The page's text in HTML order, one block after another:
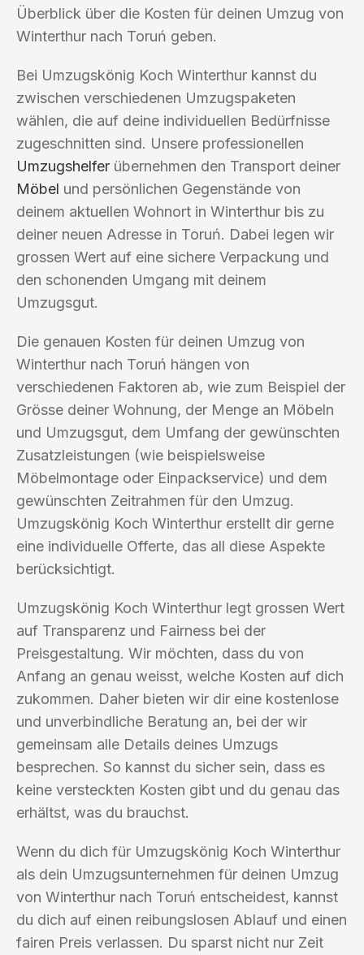
Überblick über die Kosten für deinen Umzug von
Winterthur nach Toruń geben.
Bei Umzugskönig Koch Winterthur kannst du
zwischen verschiedenen Umzugspaketen
wählen, die auf deine individuellen Bedürfnisse
zugeschnitten sind. Unsere professionellen
Umzugshelfer übernehmen den Transport deiner
Möbel und persönlichen Gegenstände von
deinem aktuellen Wohnort in Winterthur bis zu
deiner neuen Adresse in Toruń. Dabei legen wir
grossen Wert auf eine sichere Verpackung und
den schonenden Umgang mit deinem
Umzugsgut.
Die genauen Kosten für deinen Umzug von
Winterthur nach Toruń hängen von
verschiedenen Faktoren ab, wie zum Beispiel der
Grösse deiner Wohnung, der Menge an Möbeln
und Umzugsgut, dem Umfang der gewünschten
Zusatzleistungen (wie beispielsweise
Möbelmontage oder Einpackservice) und dem
gewünschten Zeitrahmen für den Umzug.
Umzugskönig Koch Winterthur erstellt dir gerne
eine individuelle Offerte, das all diese Aspekte
berücksichtigt.
Umzugskönig Koch Winterthur legt grossen Wert
auf Transparenz und Fairness bei der
Preisgestaltung. Wir möchten, dass du von
Anfang an genau weisst, welche Kosten auf dich
zukommen. Daher bieten wir dir eine kostenlose
und unverbindliche Beratung an, bei der wir
gemeinsam alle Details deines Umzugs
besprechen. So kannst du sicher sein, dass es
keine versteckten Kosten gibt und du genau das
erhältst, was du brauchst.
Wenn du dich für Umzugskönig Koch Winterthur
als dein Umzugsunternehmen für deinen Umzug
von Winterthur nach Toruń entscheidest, kannst
du dich auf einen reibungslosen Ablauf und einen
fairen Preis verlassen. Du sparst nicht nur Zeit